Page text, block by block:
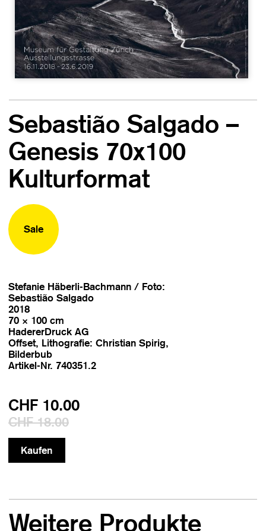
Sebastião Salgado –
Genesis 70x100
Kulturformat
Sale
Stefanie Häberli-Bachmann / Foto:
Sebastião Salgado
2018
70 × 100 cm
HadererDruck AG
Offset, Lithografie: Christian Spirig,
Bilderbub
Artikel-Nr. 740351.2
CHF 10.00
CHF 18.00
Weitere Produkte